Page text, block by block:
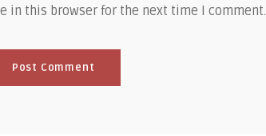
in this browser for the next time I comment.